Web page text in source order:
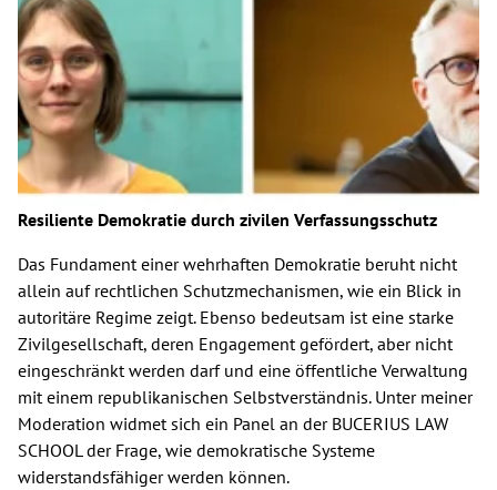
Resiliente Demokratie durch zivilen Verfassungsschutz
Das Fundament einer wehrhaften Demokratie beruht nicht
allein auf rechtlichen Schutzmechanismen, wie ein Blick in
autoritäre Regime zeigt. Ebenso bedeutsam ist eine starke
Zivilgesellschaft, deren Engagement gefördert, aber nicht
eingeschränkt werden darf und eine öffentliche Verwaltung
mit einem republikanischen Selbstverständnis. Unter meiner
Moderation widmet sich ein Panel an der BUCERIUS LAW
SCHOOL der Frage, wie demokratische Systeme
widerstandsfähiger werden können.